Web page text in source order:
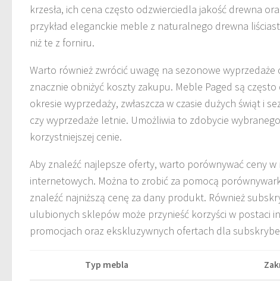
krzesła, ich cena często odzwierciedla jakość drewna
przykład eleganckie meble z naturalnego drewna
niż te z forniru.
Warto również zwrócić uwagę na sezonowe
znacznie obniżyć koszty zakupu. Meble Paged są
okresie wyprzedaży, zwłaszcza w czasie dużych świąt i
czy wyprzedaże letnie. Umożliwia to zdobycie
korzystniejszej cenie.
Aby znaleźć najlepsze oferty, warto porównywać ceny
internetowych. Można to zrobić za pomocą
znaleźć najniższą cenę za dany produkt. Również
ulubionych sklepów może przynieść korzyści w postaci
promocjach oraz ekskluzywnych ofertach dla
Typ mebla